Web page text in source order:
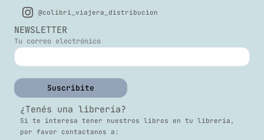
@colibri_viajera_distribucion
NEWSLETTER
Tu correo electrónico
¿Tenés una librería?
Si te interesa tener nuestros libros en tu librería,
por favor contactanos a: